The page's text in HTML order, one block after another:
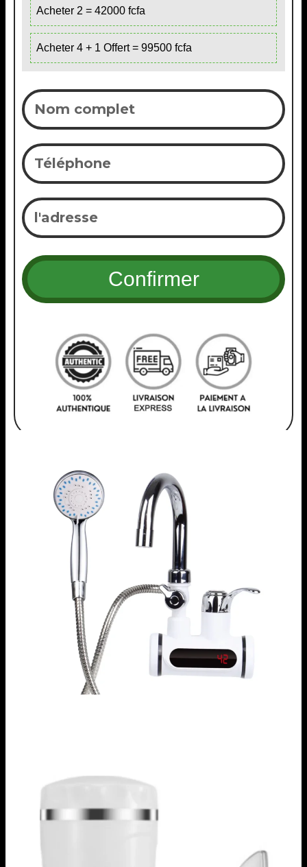
Acheter 2 = 42000 fcfa
Acheter 4 + 1 Offert = 99500 fcfa